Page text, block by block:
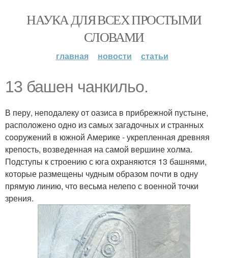
НАУКА ДЛЯ ВСЕХ ПРОСТЫМИ
СЛОВАМИ
главная новости статьи
13 башен чанкильо.
В перу, неподалеку от оазиса в прибрежной пустыне,
расположено одно из самых загадочных и странных
сооружений в южной Америке - укрепленная древняя
крепость, возведенная на самой вершине холма.
Подступы к строению с юга охраняются 13 башнями,
которые размещены чудным образом почти в одну
прямую линию, что весьма нелепо с военной точки
зрения.